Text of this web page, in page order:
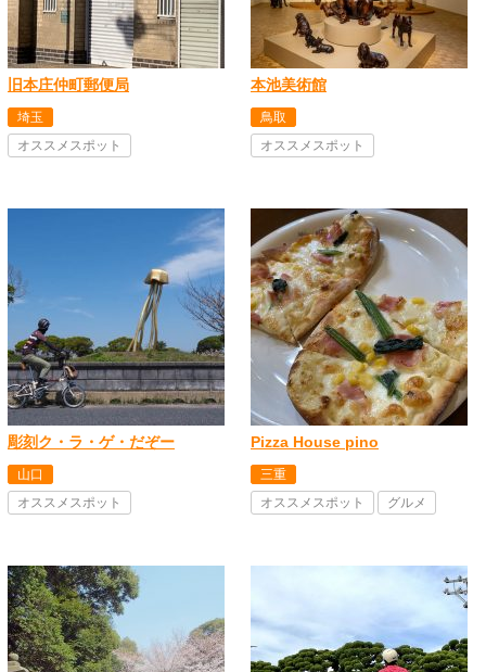
旧本庄仲町郵便局
埼玉
オススメスポット
本池美術館
鳥取
オススメスポット
彫刻ク・ラ・ゲ・だぞー
山口
オススメスポット
Pizza House pino
三重
オススメスポット
グルメ